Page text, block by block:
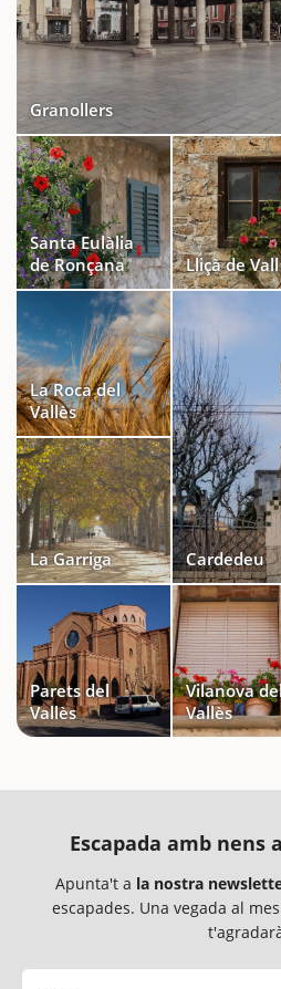
Granollers
Santa Eulàlia
de Ronçana
Lliçà de Vall
La Roca del
Vallès
La Garriga Cardedeu
Parets del
Vallès
Vilanova
Vallès
Escapada amb nens
Apunta't a la nostra
escapades. Una vegada al